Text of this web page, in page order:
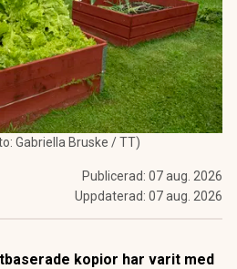
Gabriella Bruske / TT)
Publicerad: 07 aug. 2026
Uppdaterad: 07 aug. 2026
kopior har varit med